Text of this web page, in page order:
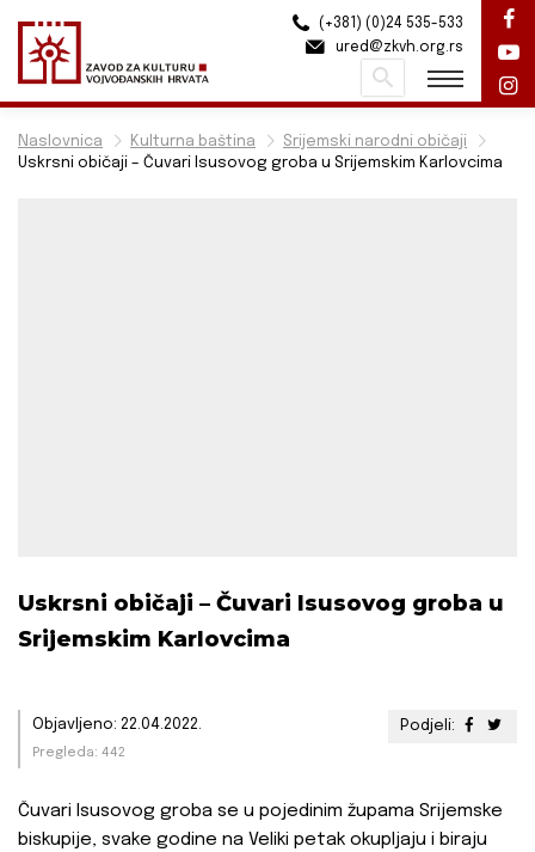
Naslovnica Kulturna baština
Srijemski narodni običaji
Uskrsni običaji – Čuvari Isusovog groba u Srijemskim Karlovcima
Uskrsni običaji – Čuvari Isusovog groba u
Srijemskim Karlovcima
Podjeli:
Objavljeno: 22.04.2022.
Pregleda: 442
Čuvari Isusovog groba se u pojedinim župama Srijemske
biskupije, svake godine na Veliki petak okupljaju i biraju
(+381) (0)24 535-533
ured@zkvh.org.rs
Pretraži